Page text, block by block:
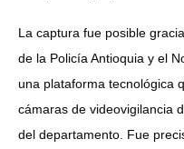
La captura fue posible
de la Policía Antioquia y el
una plataforma tecnológica
cámaras de videovigilancia
del departamento. Fue